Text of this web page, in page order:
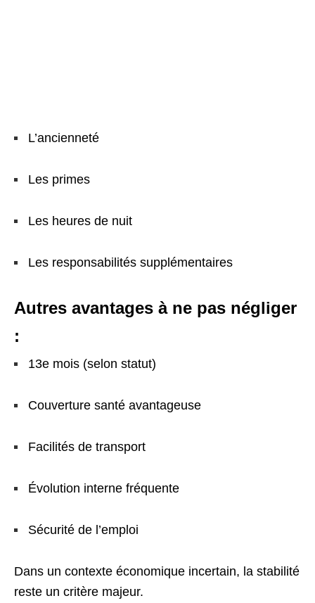
L’ancienneté
Les primes
Les heures de nuit
Les responsabilités supplémentaires
Autres avantages à ne pas négliger
:
13e mois (selon statut)
Couverture santé avantageuse
Facilités de transport
Évolution interne fréquente
Sécurité de l’emploi
Dans un contexte économique incertain, la stabilité
reste un critère majeur.